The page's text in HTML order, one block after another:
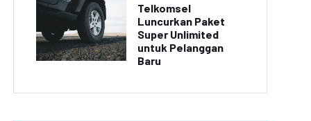
Telkomsel
Luncurkan Paket
Super Unlimited
untuk Pelanggan
Baru